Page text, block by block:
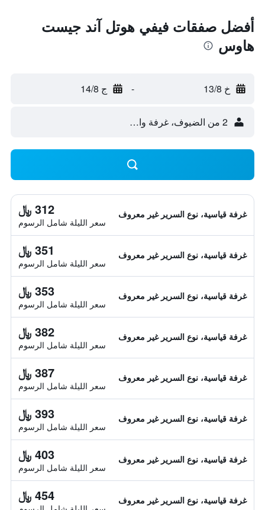
أفضل صفقات فيفي هوتل آند جيست
هاوس
خ 13/8 - ج 14/8
2 من الضيوف، غرفة واحدة
غرفة قياسية، نوع السرير غير معروف 312 ﷼
سعر الليلة شامل الرسوم
غرفة قياسية، نوع السرير غير معروف 351 ﷼
سعر الليلة شامل الرسوم
غرفة قياسية، نوع السرير غير معروف 353 ﷼
سعر الليلة شامل الرسوم
غرفة قياسية، نوع السرير غير معروف 382 ﷼
سعر الليلة شامل الرسوم
غرفة قياسية، نوع السرير غير معروف 387 ﷼
سعر الليلة شامل الرسوم
غرفة قياسية، نوع السرير غير معروف 393 ﷼
سعر الليلة شامل الرسوم
غرفة قياسية، نوع السرير غير معروف 403 ﷼
سعر الليلة شامل الرسوم
غرفة قياسية، نوع السرير غير معروف 454 ﷼